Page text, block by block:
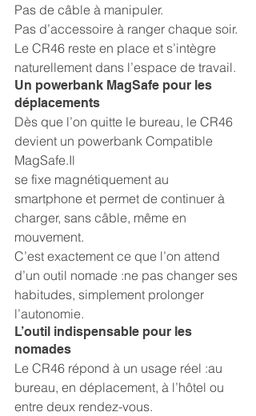
Pas de câble à manipuler.
Pas d’accessoire à ranger chaque soir.
Le CR46 reste en place et s’intègre
naturellement dans l’espace de travail.
Un powerbank MagSafe pour les
déplacements
Dès que l’on quitte le bureau, le CR46
devient un powerbank Compatible
MagSafe.Il
se fixe magnétiquement au
smartphone et permet de continuer à
charger, sans câble, même en
mouvement.
C’est exactement ce que l’on attend
d’un outil nomade :ne pas changer ses
habitudes, simplement prolonger
l’autonomie.
L’outil indispensable pour les
nomades
Le CR46 répond à un usage réel :au
bureau, en déplacement, à l’hôtel ou
entre deux rendez-vous.